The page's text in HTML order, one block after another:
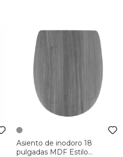
Asiento de inodoro 18
pulgadas MDF Estilo